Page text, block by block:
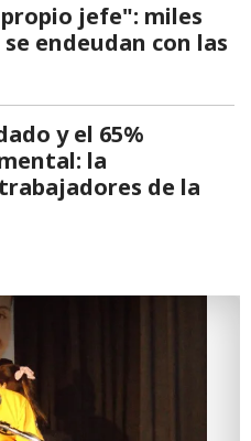
jefe": miles
endeudan con las
y el 65%
la
de la